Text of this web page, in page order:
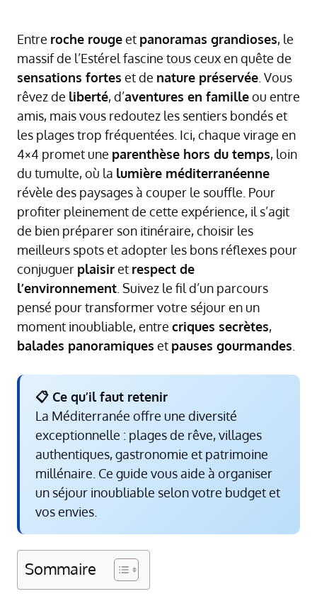
Entre roche rougeet panoramas grandioses, le
massif de l’Estérel fascine tous ceux en quête de
sensations fortes et de nature préservée . Vous
rêvez de liberté, d’aventures en familleou entre
amis, mais vous redoutez les sentiers bondés et
les plages trop fréquentées. Ici, chaque virage en
4×4 promet une parenthèse hors du temps, loin
du tumulte, où la lumière méditerranéenne
révèle des paysages à couper le souffle. Pour
profiter pleinement de cette expérience, il s’agit
de bien préparer son itinéraire, choisir les
meilleurs spots et adopter les bons réflexes pour
conjuguer plaisiret respect de
l’environnement . Suivez le fil d’un parcours
pensé pour transformer votre séjour en un
moment inoubliable, entre criques secrètes,
balades panoramiques et pauses gourmandes
📋 Ce qu’il faut retenir
La Méditerranée offre une diversité
exceptionnelle : plages de rêve, villages
authentiques, gastronomie et patrimoine
millénaire. Ce guide vous aide à organiser
un séjour inoubliable selon votre budget et
vos envies.
Sommaire